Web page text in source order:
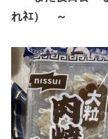
れﾈｴ） ～